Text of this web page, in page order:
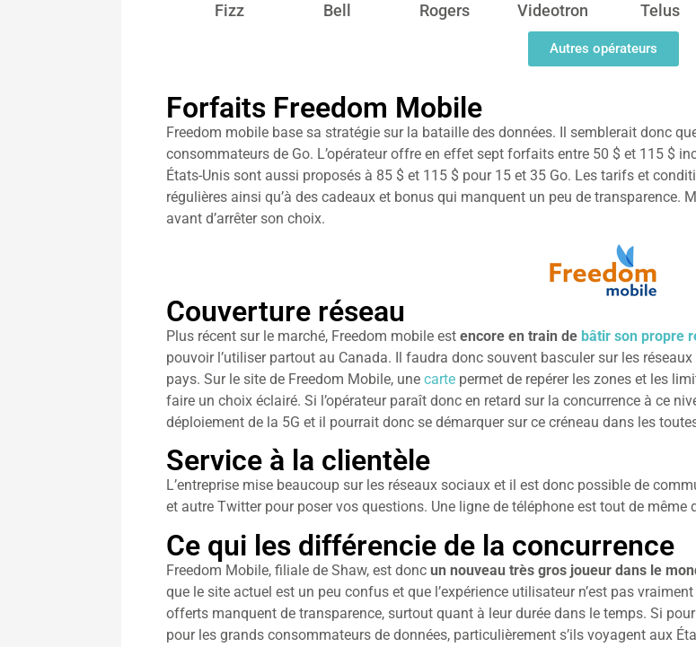
Fizz Bell Rogers Videotron Telus
Autres opérateurs
Forfaits Freedom Mobile
Freedom mobile base sa stratégie sur la bataille des données. Il semblerait donc
consommateurs de Go. L’opérateur offre en effet sept forfaits entre 50 $ et 115 $
États-Unis sont aussi proposés à 85 $ et 115 $ pour 15 et 35 Go. Les tarifs et
régulières ainsi qu’à des cadeaux et bonus qui manquent un peu de
avant d’arrêter son choix.
Couverture réseau
Plus récent sur le marché, Freedom mobile est encore en train de bâtir son propre
pouvoir l’utiliser partout au Canada. Il faudra donc souvent basculer sur les
pays. Sur le site de Freedom Mobile, une carte permet de repérer les zones et les
faire un choix éclairé. Si l’opérateur paraît donc en retard sur la concurrence à ce
déploiement de la 5G et il pourrait donc se démarquer sur ce créneau dans les
Service à la clientèle
L’entreprise mise beaucoup sur les réseaux sociaux et il est donc possible de
et autre Twitter pour poser vos questions. Une ligne de téléphone est tout de
Ce qui les différencie de la concurrence
Freedom Mobile, filiale de Shaw, est donc un nouveau très gros joueur dans le
que le site actuel est un peu confus et que l’expérience utilisateur n’est pas
offerts manquent de transparence, surtout quant à leur durée dans le temps. Si
pour les grands consommateurs de données, particulièrement s’ils voyagent aux